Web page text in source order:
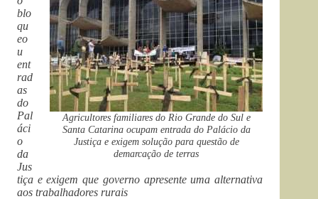
Agricultores familiares do Rio Grande do Sul e
Santa Catarina ocupam entrada do Palácio da
Justiça e exigem solução para questão de
demarcação de terras
blo
qu
eo
u
ent
rad
as
do
Pal
áci
o
da
Jus
tiça e exigem que governo apresente uma alternativa
aos trabalhadores rurais